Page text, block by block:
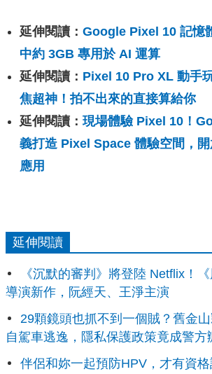
延伸閱讀： Google Pixel 10 記憶
中約 3GB 專用於 AI 運算
延伸閱讀： Pixel 10 Pro XL 動手
焦超神！拍不出來的直接算給你
延伸閱讀： 現場體驗 Pixel 10！
義打造 Pixel Space 體驗空間，
應用
延伸閱讀
《沉默的審判》將登陸 Netflix！《
導演新作，阮經天、王淨主演
29顆鏡頭也抓不到一個賊？舊金
自駕車逃逸，隱私保護政策竟成警方
伴侶和妳一起預防HPV，才有資格